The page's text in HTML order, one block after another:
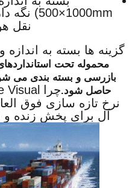
500×1000mm) نگه دارد.
نقل
گزینه ها بسته به
بازرسی و بسته بندی می
حاصل شود.چرا Guide Visual را انتخاب کنید
آل برای پخش زنده و